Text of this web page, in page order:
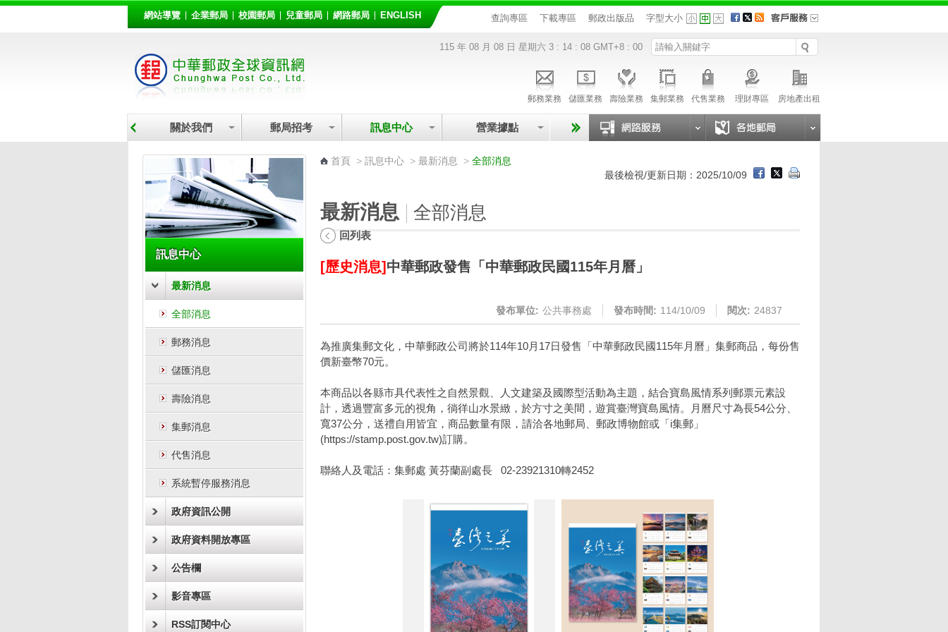
網站導覽 企業郵局 校園郵局 兒童郵局 網路郵局 ENGLISH 查詢專區 下載專區 郵政出版品 字型大小
115 年 08 月 08 日 星期六 3 : 14 : 08 GMT+8 : 00
郵務業務 儲匯業務 壽險業務 集郵業務 代售業務 理財專區 房地產出租
關於我們 郵局招考 訊息中心
營業據點
訊息中心
最新消息
全部消息
郵務消息
儲匯消息
壽險消息
集郵消息
代售消息
系統暫停服務消息
政府資訊公開
政府資料開放專區
公告欄
影音專區
RSS訂閱中心
首頁 > 訊息中心 > 最新消息 > 全部消息
最後檢視/更新日期：2025/10/09
最新消息 全部消息
回列表
[歷史消息] 中華郵政發售「中華郵政民國115年月曆」
發布單位: 公共事務處 發布時間: 114/10/09 閱次: 24837
為推廣集郵文化，中華郵政公司將於114年10月17日發售「中華郵政民國115年月曆」集郵商品，每份售
價新臺幣70元。
本商品以各縣市具代表性之自然景觀、人文建築及國際型活動為主題，結合寶島風情系列郵票元素設
計，透過豐富多元的視角，徜徉山水景緻，於方寸之美間，遊賞臺灣寶島風情。月曆尺寸為長54公分、
寬37公分，送禮自用皆宜，商品數量有限，請洽各地郵局、郵政博物館或「i集郵」
(https://stamp.post.gov.tw)訂購。
聯絡人及電話：集郵處 黃芬蘭副處長 02-23921310轉2452